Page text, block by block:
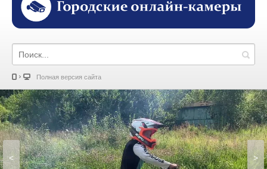
Полная версия сайта
< >